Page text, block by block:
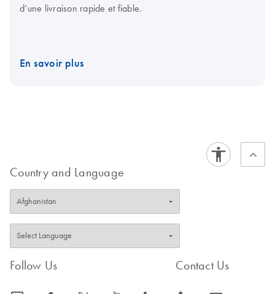
d’une livraison rapide et fiable.
En savoir plus
Country and Language
Follow Us Contact Us